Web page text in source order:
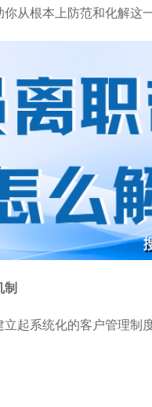
从根本上防范和化解这一
起系统化的客户管理制